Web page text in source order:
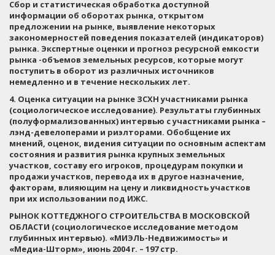
Сбор и статистическая обработка доступной
информации об оборотах рынка, открытом
предложении на рынке, выявление некоторых
закономерностей поведения показателей (индикаторов)
рынка. Экспертные оценки и прогноз ресурсной емкости
рынка -объемов земельных ресурсов, которые могут
поступить в оборот из различных источников
немедленно и в течение нескольких лет.
4. Оценка ситуации на рынке ЗСХН участниками рынка
(социологическое исследование). Результаты глубинных
(полуформализованных) интервью с участниками рынка –
лэнд-девелоперами и риэлторами. Обобщение их
мнений, оценок, видения ситуации по основным аспектам
состояния и развития рынка крупных земельных
участков, составу его игроков, процедурам покупки и
продажи участков, перевода их в другое назначение,
факторам, влияющим на цену и ликвидность участков
при их использовании под ИЖС.
РЫНОК КОТТЕДЖНОГО СТРОИТЕЛЬСТВА В МОСКОВСКОЙ
ОБЛАСТИ (социологическое исследование методом
глубинных интервью). «МИЭЛЬ-Недвижимость» и
«Медиа-Шторм», июнь 2004 г. – 197 стр.